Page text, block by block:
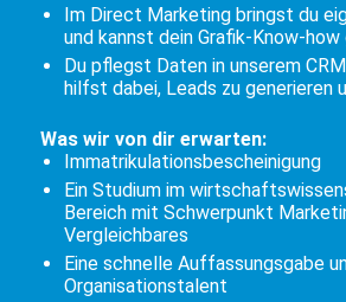
Im Direct Marketing bringst du
und kannst dein Grafik-Know-
Du pflegst Daten in unserem
hilfst dabei, Leads zu generieren
Was wir von dir erwarten:
Immatrikulationsbescheinigung
Ein Studium im
Bereich mit Schwerpunkt
Vergleichbares
Eine schnelle Auffassungsgabe
Organisationstalent